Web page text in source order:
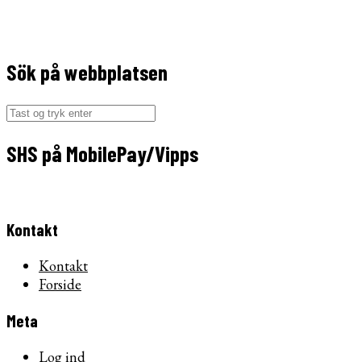
Sök på webbplatsen
Søg
SHS på MobilePay/Vipps
Kontakt
Kontakt
Forside
Meta
Log ind